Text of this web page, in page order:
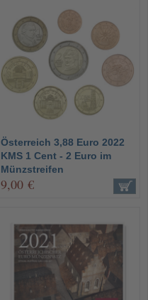
Österreich 3,88 Euro 2022
KMS 1 Cent - 2 Euro im
Münzstreifen
9,00 €